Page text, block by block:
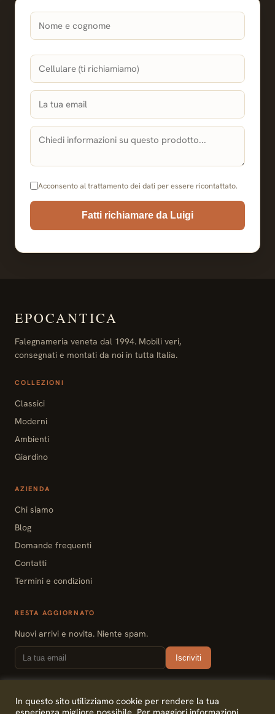
Acconsento al trattamento dei dati per essere ricontattato.
Fatti richiamare da Luigi
EPOCANTICA
Falegnameria veneta dal 1994. Mobili veri,
consegnati e montati da noi in tutta Italia.
COLLEZIONI
Classici
Moderni
Ambienti
Giardino
AZIENDA
Chi siamo
Blog
Domande frequenti
Contatti
Termini e condizioni
RESTA AGGIORNATO
Nuovi arrivi e novita. Niente spam.
Iscriviti
Epocantica S.r.l. · Casale di Scodosia (PD) · Negozio: Villasanta (MB) ·
In questo sito utilizziamo cookie per rendere la tua